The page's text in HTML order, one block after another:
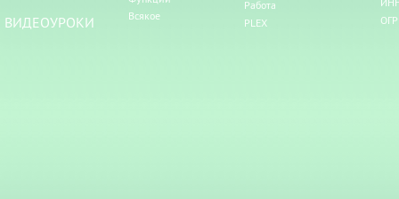
ВИДЕОУРОКИ
Всякое
Работа
PLEX